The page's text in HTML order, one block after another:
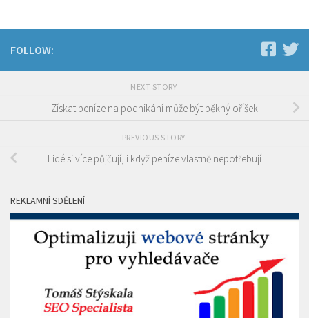
FOLLOW:
NEXT STORY
Získat peníze na podnikání může být pěkný oříšek
PREVIOUS STORY
Lidé si více půjčují, i když peníze vlastně nepotřebují
REKLAMNÍ SDĚLENÍ